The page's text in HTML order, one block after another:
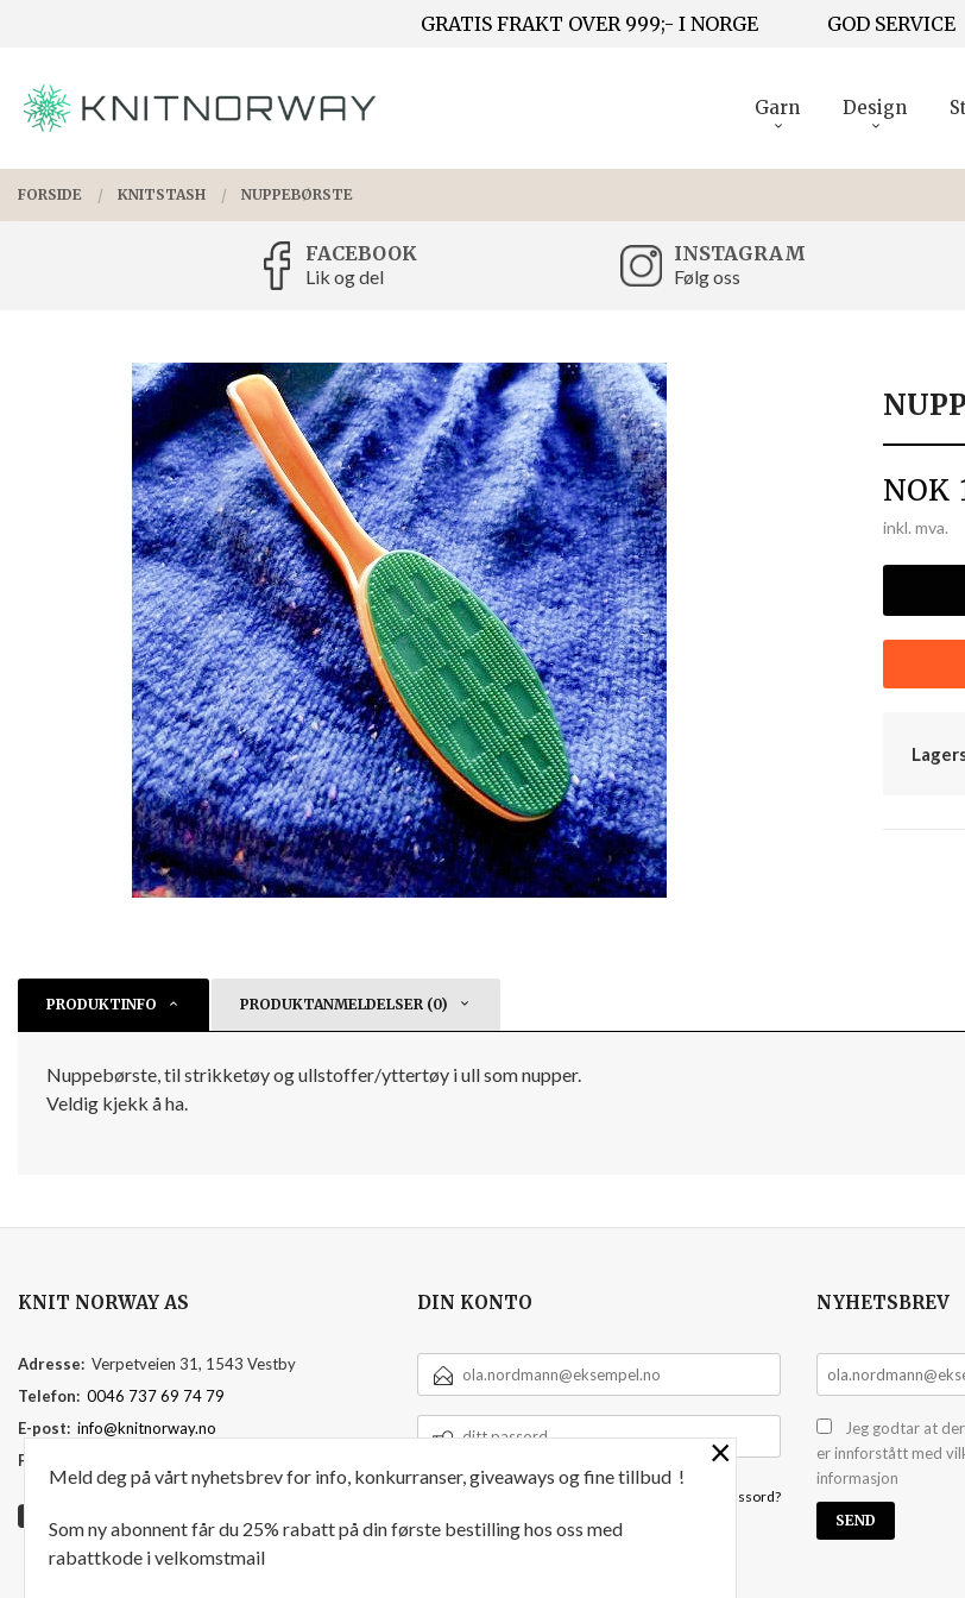
GRATIS FRAKT OVER 999;- I NORGE GOD SERVICE
PRODUKTER
Garn Design
FORSIDE KNITSTASH NUPPEBØRSTE
FACEBOOK
Lik og del
INSTAGRAM
Følg oss
Pris
NOK
inkl. mva.
PRODUKTINFO PRODUKTANMELDELSER (0)
Nuppebørste, til strikketøy og ullstoffer/yttertøy i ull som nupper.
Veldig kjekk å ha.
KNIT NORWAY AS
Adresse: Verpetveien 31, 1543 Vestby
Telefon: 0046 737 69 74 79
E-post: info@knitnorway.no
Foretaksregisteret:
DIN KONTO
POSTADRESSE
Glemt passord?
NYHETSBREV
Jeg godtar at
er innforstått med
informasjon
×
Meld deg på vårt nyhetsbrev for info, konkurranser, giveaways og fine tillbud !
Som ny abonnent får du 25% rabatt på din første bestilling hos oss med
rabattkode i velkomstmail